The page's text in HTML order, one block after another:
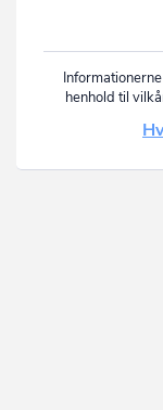
henhold til